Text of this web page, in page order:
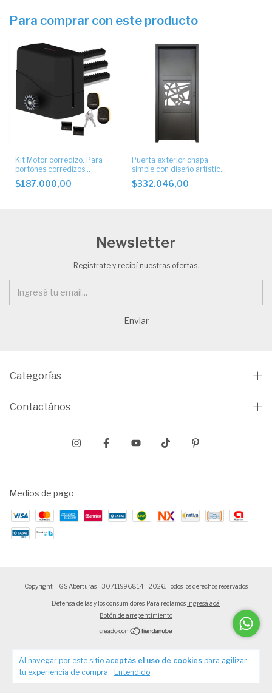
Al navegar por este sitio aceptás el uso de cookies para agilizar
tu experiencia de compra.
Entendido
Para comprar con este producto
Kit Motor corredizo. Para
portones corredizos
rectos.
$187.000,00
Puerta exterior chapa
simple con diseño artístico
. Mod. 1051
$332.046,00
Newsletter
Registrate y recibí nuestras ofertas.
Categorías
Contactános
Medios de pago
Copyright HGS Aberturas - 30711996814 - 2026. Todos los derechos reservados.
Defensa de las y los consumidores. Para reclamos ingresá acá.
Botón de arrepentimiento